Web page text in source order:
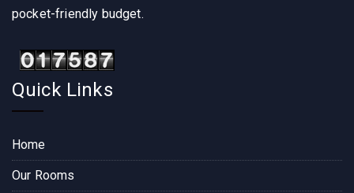
pocket-friendly budget.
Quick Links
Home
Our Rooms